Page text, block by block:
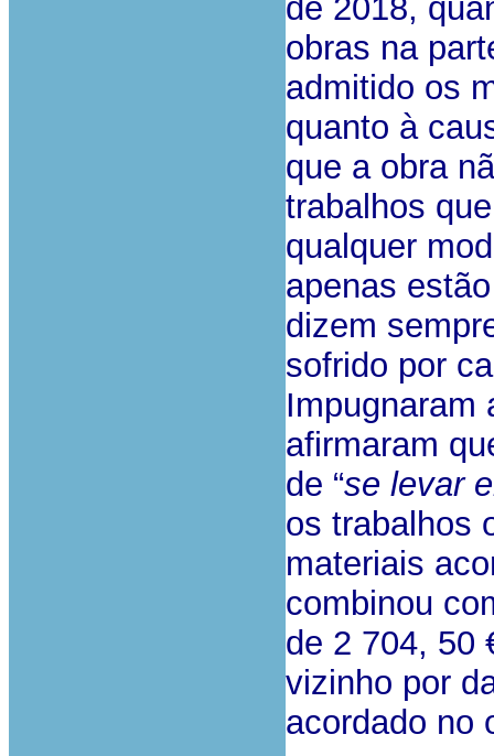
de 2018,
obras na
admitido os
quanto à
que a obra
trabalhos
qualquer
apenas
dizem
sofrido por
Impugnaram
afirmaram
de “se levar
os trabalhos
materiais
combinou
de 2 704, 50
vizinho por
acordado no